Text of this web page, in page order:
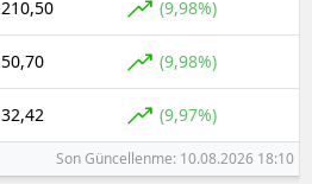
210,50 (9,98%)
50,70 (9,98%)
32,42 (9,97%)
Son Güncellenme: 10.08.2026 18:10